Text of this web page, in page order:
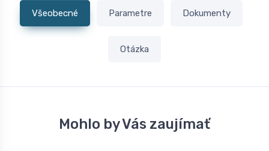
Všeobecné Parametre Dokumenty
Otázka
Mohlo by Vás zaujímať